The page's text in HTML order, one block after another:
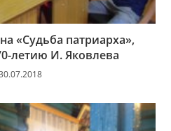
«Судьба патриарха»,
летию И. Яковлева